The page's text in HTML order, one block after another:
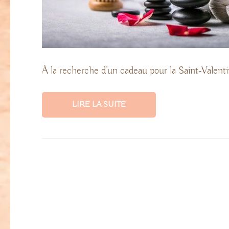
À la recherche d’un cadeau pour la Saint-
LIRE LA SUITE